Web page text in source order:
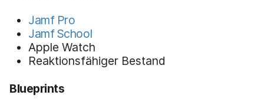
Jamf Pro
Jamf School
Apple Watch
Reaktionsfähiger Bestand
Blueprints